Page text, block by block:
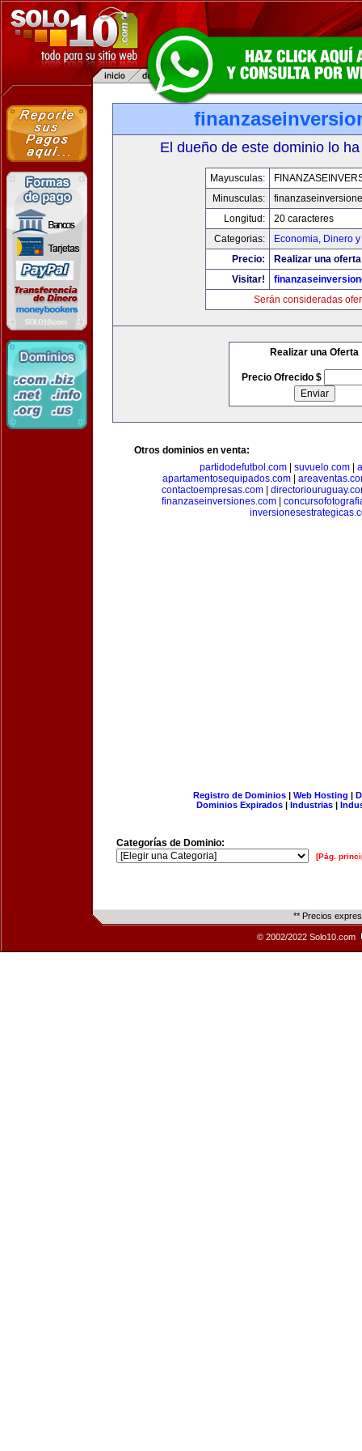
El dueño de este dominio lo
Mayusculas:
Minusculas:
Longitud:
20 caracteres
Categorias:
Economia, Dinero
Precio:
Realizar una
Visitar!
Serán consideradas
Realizar una Oferta
Precio Ofrecido $
Otros dominios en venta:
partidodefutbol.com| suvuelo.com|
apartamentosequipados.com|
contactoempresas.com
finanzaseinversiones.com
Registro de Dominios| Web Hosting |
Dominios Expirados | Industrias |
Categorías de Dominio:
[Pág.
** Precios
© 2002/2022 Solo10.com